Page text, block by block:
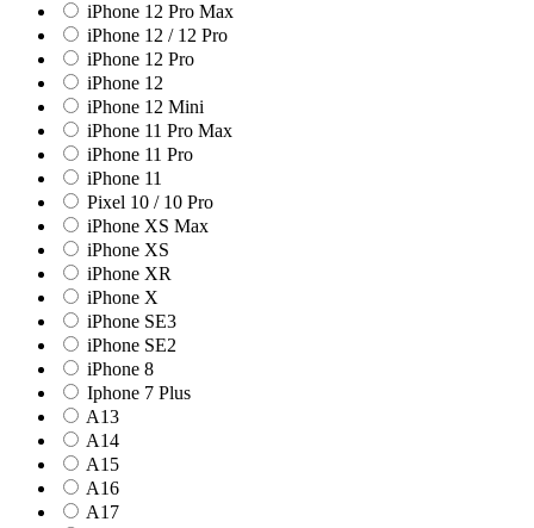
iPhone 12 Pro Max
iPhone 12 / 12 Pro
iPhone 12 Pro
iPhone 12
iPhone 12 Mini
iPhone 11 Pro Max
iPhone 11 Pro
iPhone 11
Pixel 10 / 10 Pro
iPhone XS Max
iPhone XS
iPhone XR
iPhone X
iPhone SE3
iPhone SE2
iPhone 8
Iphone 7 Plus
A13
A14
A15
A16
A17